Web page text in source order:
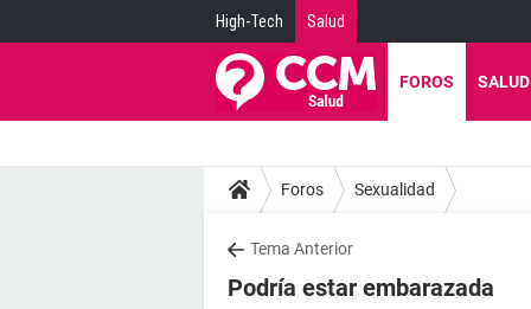
High-Tech Salud
FOROS SALUD
Foros Sexualidad
Tema Anterior
Podría estar embarazada